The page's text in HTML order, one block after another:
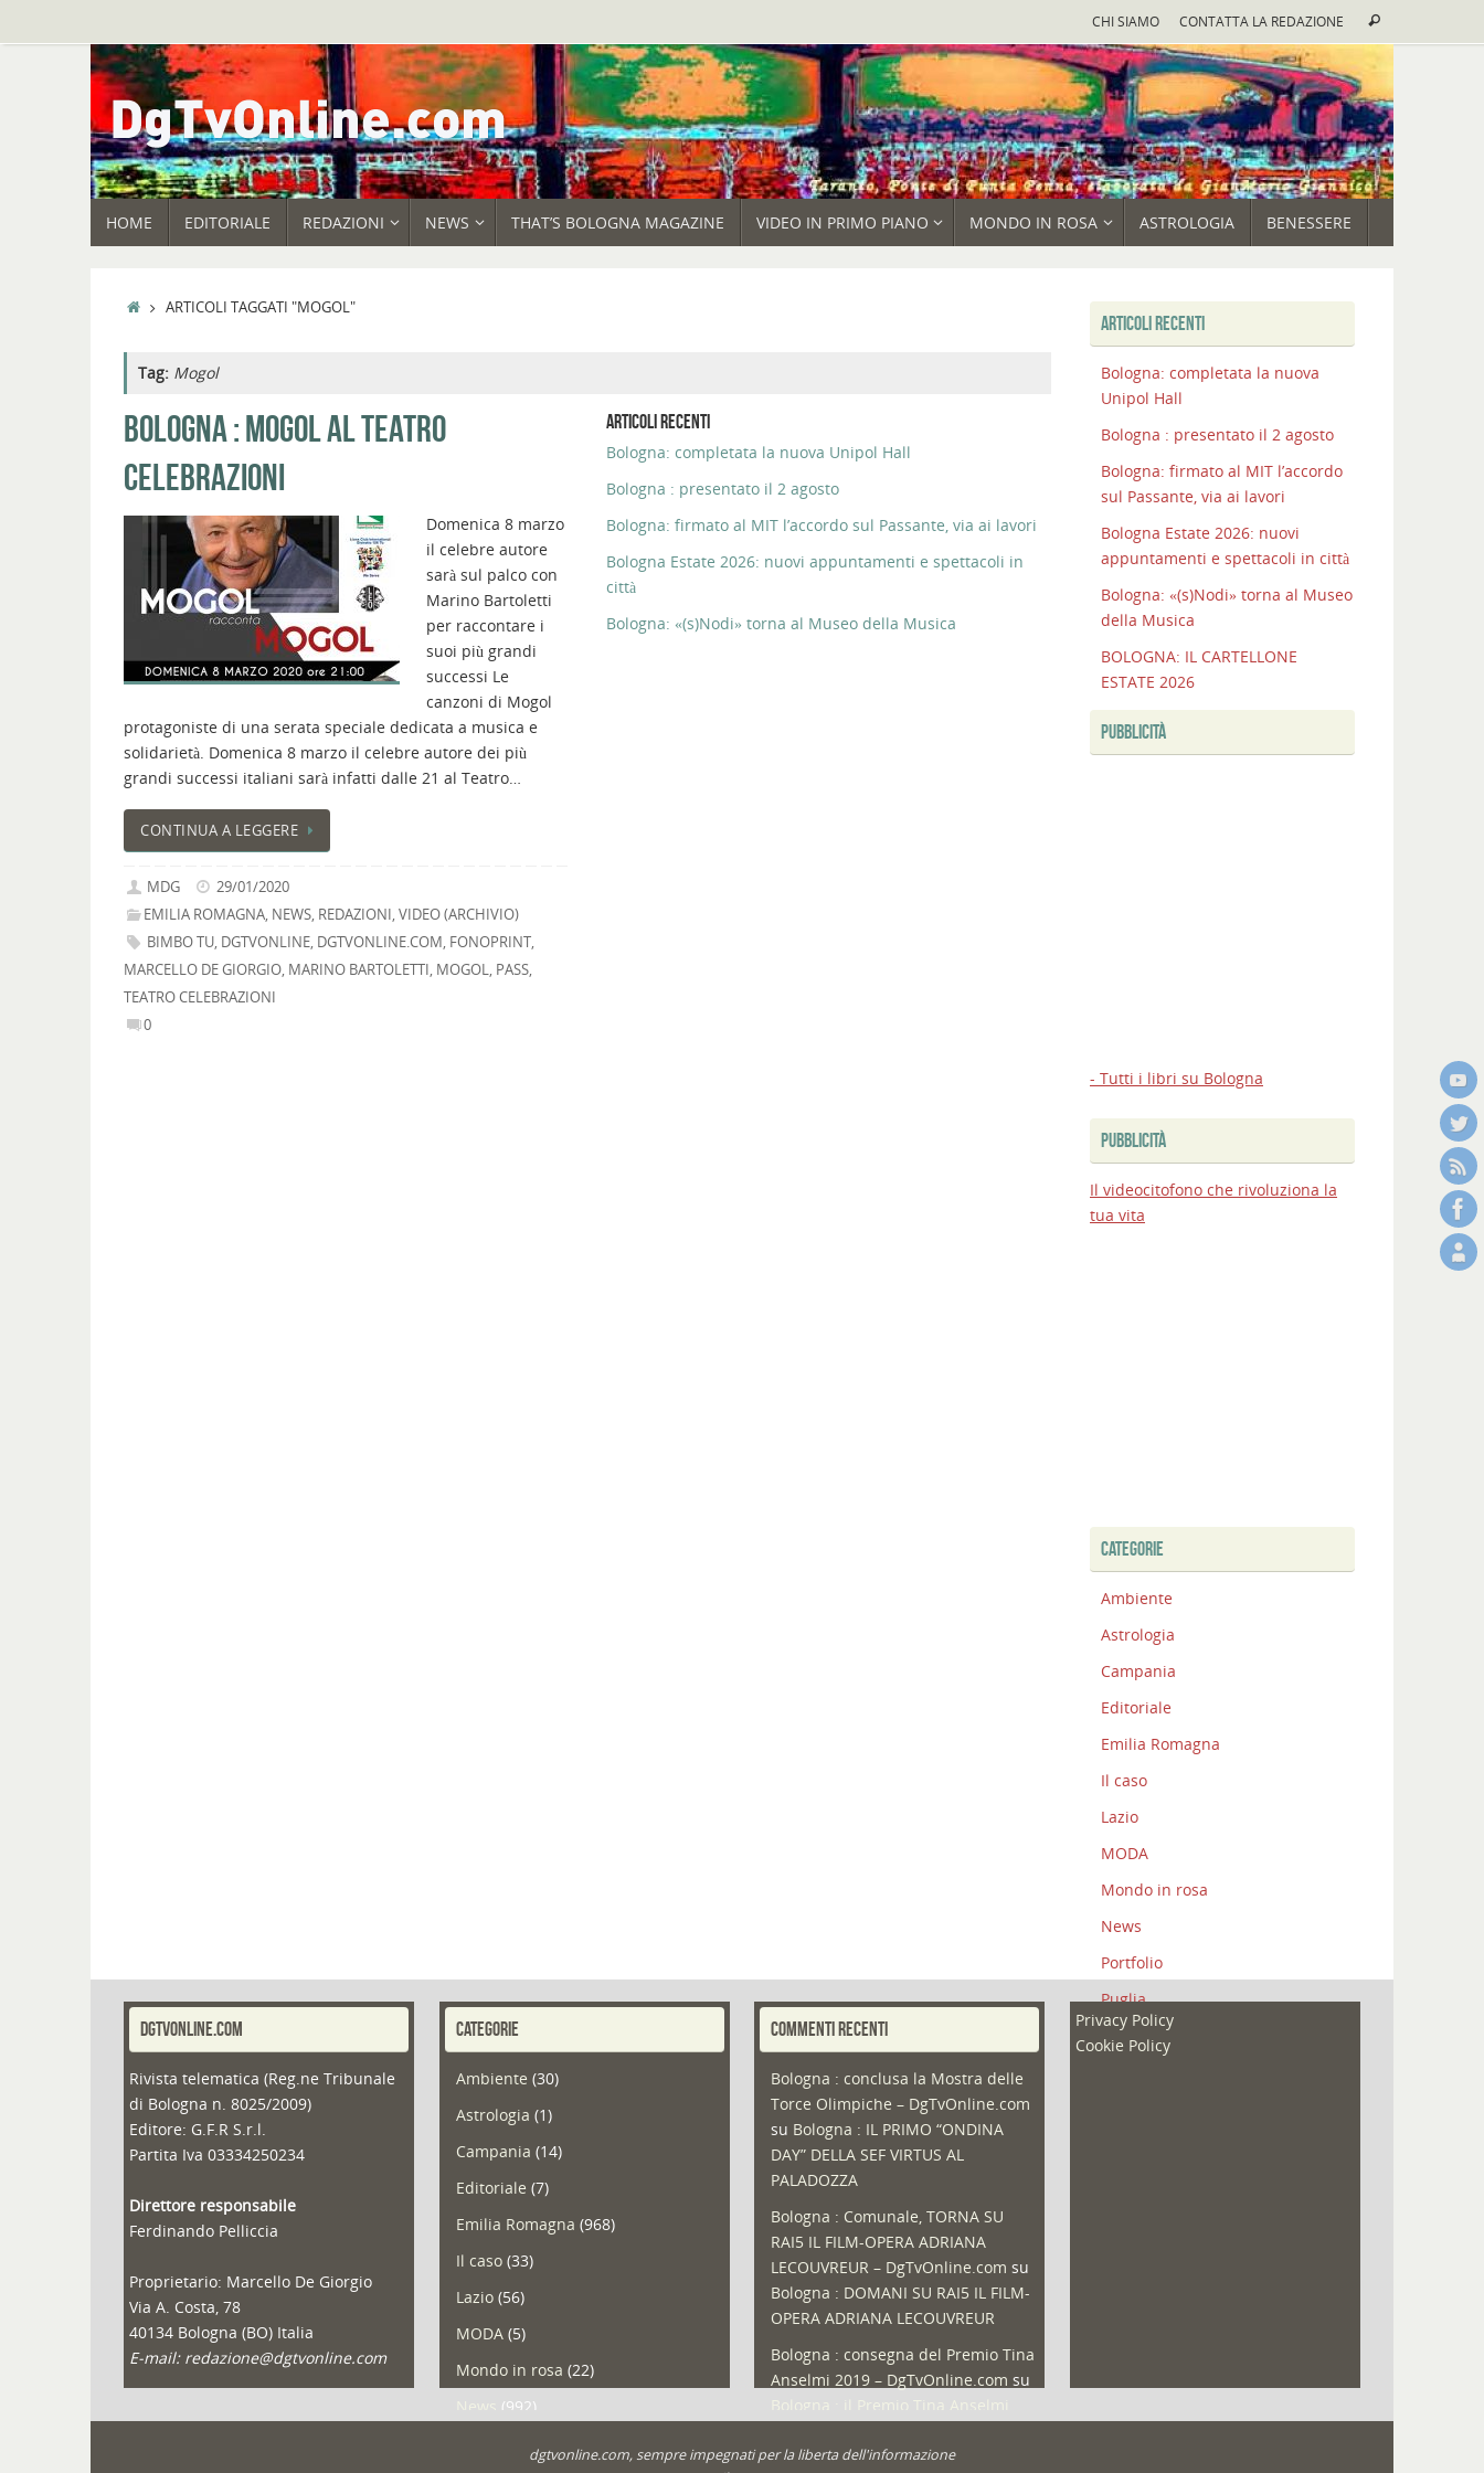
CHI SIAMO CONTATTA LA REDAZIONE Cerca
HOME EDITORIALE REDAZIONI NEWS THAT’S BOLOGNA MAGAZINE VIDEO IN PRIMO PIANO MONDO IN ROSA ASTROLOGIA BENESSERE
HOMEARTICOLI TAGGATI "MOGOL"
Tag: Mogol
BOLOGNA : MOGOL AL TEATRO
CELEBRAZIONI
Domenica 8 marzo
il celebre autore
sarà sul palco con
Marino Bartoletti
per raccontare i
suoi più grandi
successi Le
canzoni di Mogol
protagoniste di una serata speciale dedicata a musica e
solidarietà. Domenica 8 marzo il celebre autore dei più
grandi successi italiani sarà infatti dalle 21 al Teatro…
CONTINUA A LEGGERE
MDG
29/01/2020
EMILIA ROMAGNA, NEWS, REDAZIONI,VIDEO (ARCHIVIO)
BIMBO TU, DGTVONLINE, DGTVONLINE.COM, FONOPRINT,
MARCELLO DE GIORGIO, MARINO BARTOLETTI, MOGOL, PASS,
TEATRO CELEBRAZIONI
0
ARTICOLI RECENTI
Bologna: completata la nuova Unipol Hall
Bologna : presentato il 2 agosto
Bologna: firmato al MIT l’accordo sul Passante, via ai lavori
Bologna Estate 2026: nuovi appuntamenti e spettacoli in
città
Bologna: «(s)Nodi» torna al Museo della Musica
ARTICOLI RECENTI
Bologna: completata la nuova
Unipol Hall
Bologna : presentato il 2 agosto
Bologna: firmato al MIT l’accordo
sul Passante, via ai lavori
Bologna Estate 2026: nuovi
appuntamenti e spettacoli in città
Bologna: «(s)Nodi» torna al Museo
della Musica
BOLOGNA: IL CARTELLONE
ESTATE 2026
PUBBLICITÀ
- Tutti i libri su Bologna
PUBBLICITÀ
Il videocitofono che rivoluziona la
tua vita
CATEGORIE
Ambiente
Astrologia
Campania
Editoriale
Emilia Romagna
Il caso
Lazio
MODA
Mondo in rosa
News
Portfolio
Puglia
Redazioni
DGTVONLINE.COM
Rivista telematica (Reg.ne Tribunale
di Bologna n. 8025/2009)
Editore: G.F.R S.r.l.
Partita Iva 03334250234
Direttore responsabile
Ferdinando Pelliccia
Proprietario: Marcello De Giorgio
Via A. Costa, 78
40134 Bologna (BO) Italia
E-mail: redazione@dgtvonline.com
CATEGORIE
Ambiente (30)
Astrologia (1)
Campania (14)
Editoriale (7)
Emilia Romagna (968)
Il caso(33)
Lazio(56)
MODA(5)
Mondo in rosa (22)
(992)
COMMENTI RECENTI
Bologna : conclusa la Mostra delle
Torce Olimpiche – DgTvOnline.com
su Bologna : IL PRIMO “ONDINA
DAY” DELLA SEF VIRTUS AL
PALADOZZA
Bologna : Comunale, TORNA SU
RAI5 IL FILM-OPERA ADRIANA
LECOUVREUR – DgTvOnline.com su
Bologna : DOMANI SU RAI5 IL FILM-
OPERA ADRIANA LECOUVREUR
Bologna : consegna del Premio Tina
Anselmi 2019 – DgTvOnline.com su
Privacy Policy
Cookie Policy
dgtvonline.com, sempre impegnati per la liberta dell'informazione